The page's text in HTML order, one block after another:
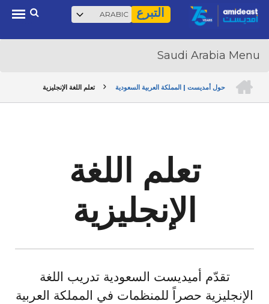
بحث التبرع Select
your
BREADCRUMB
حول أمديست | المملكة العربية السعودية
تعلم اللغة الإنجليزية
تعلم اللغة
الإنجليزية
تقدّم أميديست السعودية تدريب اللغة
الإنجليزية حصراً للمنظمات في المملكة العربية